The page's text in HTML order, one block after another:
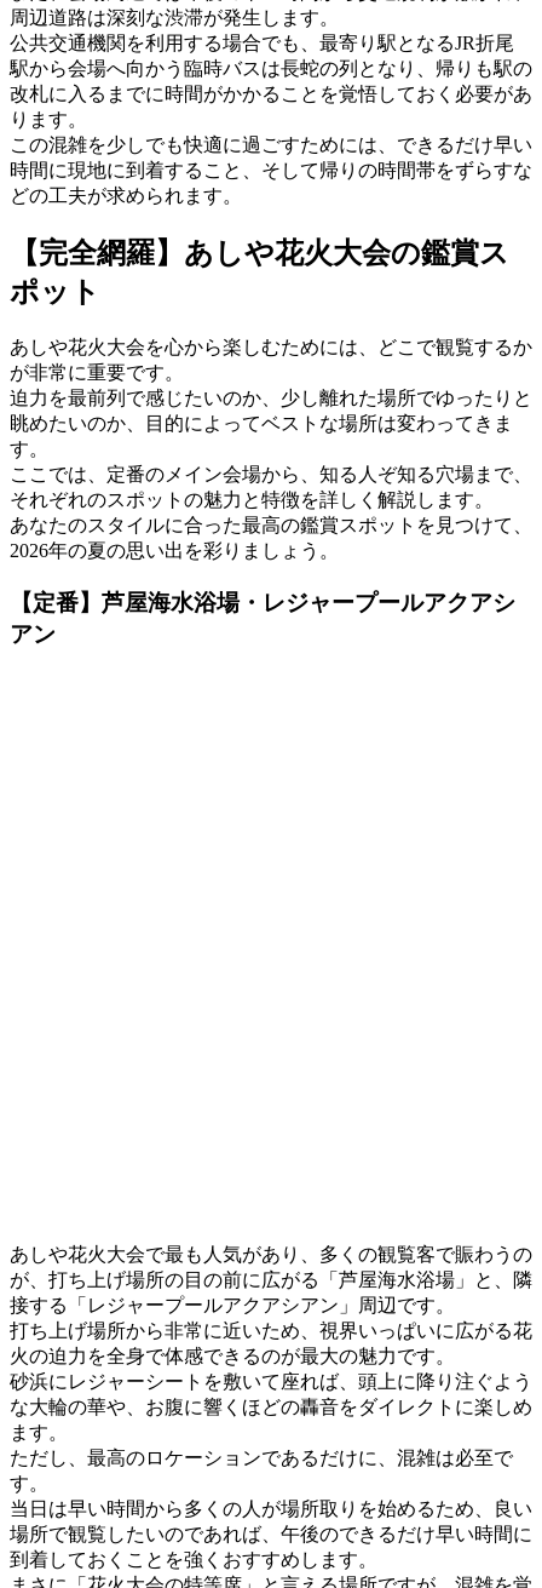
周辺道路は深刻な渋滞が発生します。
公共交通機関を利用する場合でも、最寄り駅となるJR折尾
駅から会場へ向かう臨時バスは長蛇の列となり、帰りも駅の
改札に入るまでに時間がかかることを覚悟しておく必要があ
ります。
この混雑を少しでも快適に過ごすためには、できるだけ早い
時間に現地に到着すること、そして帰りの時間帯をずらすな
どの工夫が求められます。
【完全網羅】あしや花火大会の鑑賞ス
ポット
あしや花火大会を心から楽しむためには、どこで観覧するか
が非常に重要です。
迫力を最前列で感じたいのか、少し離れた場所でゆったりと
眺めたいのか、目的によってベストな場所は変わってきま
す。
ここでは、定番のメイン会場から、知る人ぞ知る穴場まで、
それぞれのスポットの魅力と特徴を詳しく解説します。
あなたのスタイルに合った最高の鑑賞スポットを見つけて、
2026年の夏の思い出を彩りましょう。
【定番】芦屋海水浴場・レジャープールアクアシ
アン
あしや花火大会で最も人気があり、多くの観覧客で賑わうの
が、打ち上げ場所の目の前に広がる「芦屋海水浴場」と、隣
接する「レジャープールアクアシアン」周辺です。
打ち上げ場所から非常に近いため、視界いっぱいに広がる花
火の迫力を全身で体感できるのが最大の魅力です。
砂浜にレジャーシートを敷いて座れば、頭上に降り注ぐよう
な大輪の華や、お腹に響くほどの轟音をダイレクトに楽しめ
ます。
ただし、最高のロケーションであるだけに、混雑は必至で
す。
当日は早い時間から多くの人が場所取りを始めるため、良い
場所で観覧したいのであれば、午後のできるだけ早い時間に
到着しておくことを強くおすすめします。